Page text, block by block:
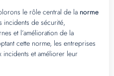
le rôle central de la norme
incidents de sécurité,
et l’amélioration de la
cette norme, les entreprises
incidents et améliorer leur